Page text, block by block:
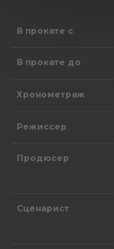
В прокате с
В прокате до
Хронометраж
Режиссер
Продюсер
Сценарист